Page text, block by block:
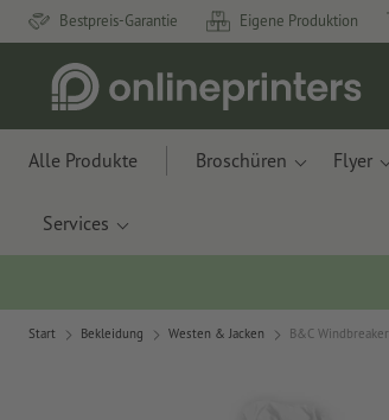
Bestpreis-Garantie Eigene Produktion
Alle Produkte Broschüren Flyer
Services
Start Bekleidung Westen & Jacken B&C Windbreaker